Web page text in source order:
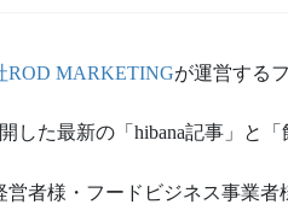
ROD MARKETINGが運営する
した最新の「hibana記事」と
営者様・フードビジネス事業者